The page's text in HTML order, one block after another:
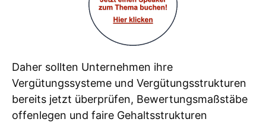
Daher sollten Unternehmen ihre
Vergütungssysteme und Vergütungsstrukturen
bereits jetzt überprüfen, Bewertungsmaßstäbe
offenlegen und faire Gehaltsstrukturen